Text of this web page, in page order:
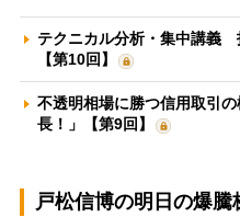
テクニカル分析・集中講義
【第10回】
不透明相場に勝つ信用取引
長！」【第9回】
戸松信博の明日の爆騰